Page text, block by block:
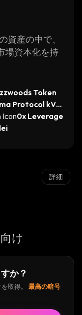
資産の中で、
場資本化を持
Token
Protocol kVC
0x Leverage
詳細
け
か？
取得。
最高の暗号